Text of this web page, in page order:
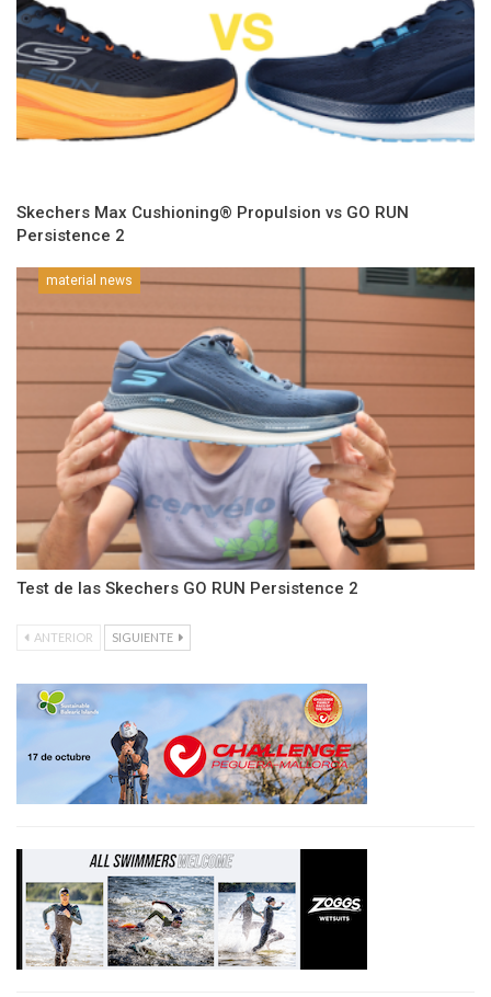
Skechers Max Cushioning® Propulsion vs GO RUN
Persistence 2
material news
Test de las Skechers GO RUN Persistence 2
ANTERIOR SIGUIENTE